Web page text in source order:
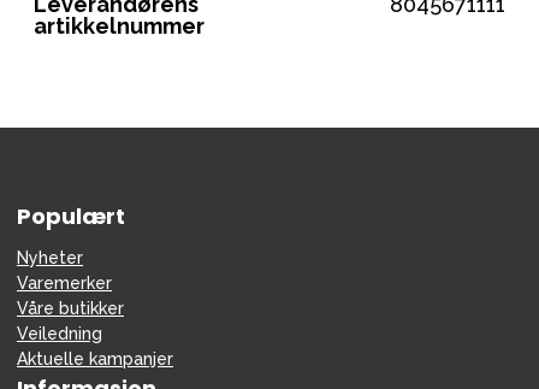
artikkelnummer
Populært
Nyheter
Varemerker
Våre butikker
Veiledning
Aktuelle kampanjer